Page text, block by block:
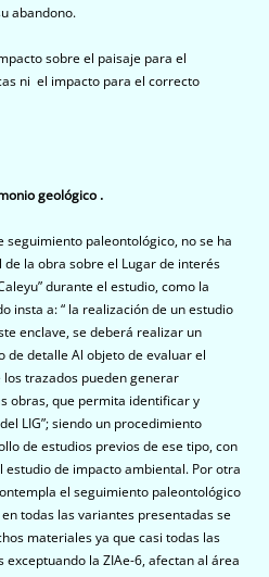
abandono.
sobre el paisaje para el
ni el impacto para el correcto
geológico .
paleontológico, no se ha
la obra sobre el Lugar de interés
durante el estudio, como la
insta a: “ la realización de un estudio
enclave, se deberá realizar un
detalle Al objeto de evaluar el
trazados pueden generar
obras, que permita identificar y
LIG”; siendo un procedimiento
de estudios previos de ese tipo, con
de impacto ambiental. Por otra
el seguimiento paleontológico
todas las variantes presentadas se
materiales ya que casi todas las
la ZIAe-6, afectan al área